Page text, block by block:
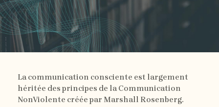
La communication consciente est largement
héritée des principes de la Communication
NonViolente créée par Marshall Rosenberg.